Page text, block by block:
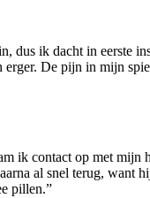
ik dacht in eerste
De pijn in mijn
ik contact op met
al snel terug, want
pillen.”